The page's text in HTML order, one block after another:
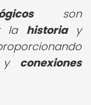
son
la historiay
conexiones